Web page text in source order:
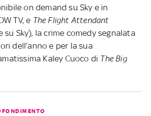
on demand su Sky e in
TV, e The Flight Attendant
su Sky), la crime comedy segnalata
dell’anno e per la sua
Kaley Cuoco di The Big